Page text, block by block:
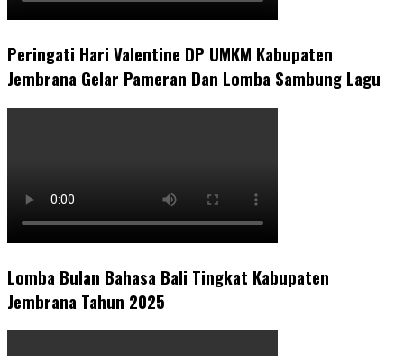
Peringati Hari Valentine DP UMKM Kabupaten
Jembrana Gelar Pameran Dan Lomba Sambung Lagu
Lomba Bulan Bahasa Bali Tingkat Kabupaten
Jembrana Tahun 2025